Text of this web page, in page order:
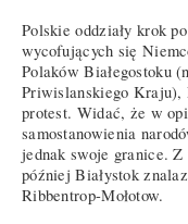
Polskie oddziały krok
wycofujących się
Polaków Białegostoku
Priwislanskiego Kraju),
protest. Widać, że w
samostanowienia
jednak swoje granice.
później Białystok
Ribbentrop-Mołotow.